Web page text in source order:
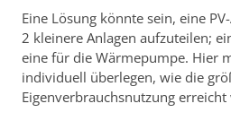
Eine Lösung könnte sein, eine
2 kleinere Anlagen aufzuteilen;
eine für die Wärmepumpe. Hier
individuell überlegen, wie die
Eigenverbrauchsnutzung erreicht